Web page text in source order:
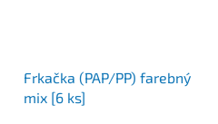
Frkačka (PAP/PP) farebný
mix [6 ks]